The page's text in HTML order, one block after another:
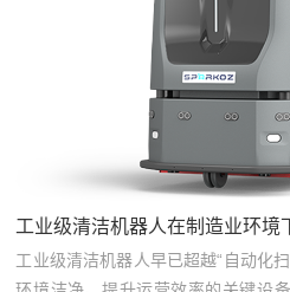
工业级清洁机器人在制造业环境
工业级清洁机器人早已超越“自动化